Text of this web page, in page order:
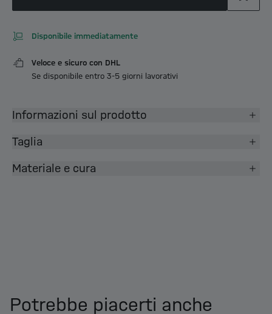
Disponibile immediatamente
Veloce e sicuro con DHL
Se disponibile entro 3-5 giorni lavorativi
Informazioni sul prodotto
Taglia
Materiale e cura
Potrebbe piacerti anche